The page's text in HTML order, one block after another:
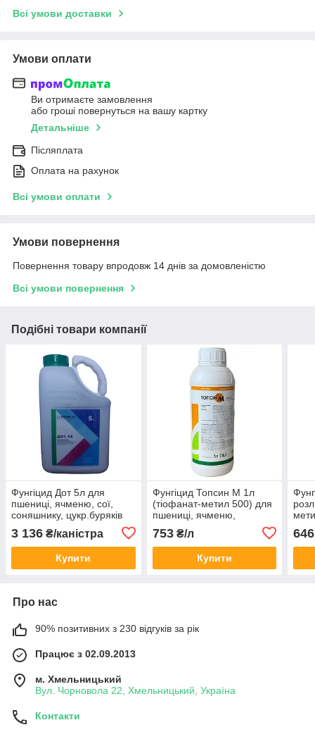
Всі умови доставки
Умови оплати
Ви отримаєте замовлення
або гроші повернуться на вашу картку
Детальніше
Післяплата
Оплата на рахунок
Всі умови оплати
Умови повернення
Повернення товару впродовж 14 днів за домовленістю
Всі умови повернення
Подібні товари компанії
Фунгіцид Дот 5л для
пшениці, ячменю, сої,
соняшнику, цукр.буряків
від іржі, борошнистої роси,
септоріозу, плямистостей
листя
3 136 ₴/каністра
Купити
Фунгіцид Топсин М 1л
(тіофанат-метил 500) для
пшениці, ячменю,
соняшника, буряка,
капусти
753₴/л
Купити
646
Про нас
90% позитивних з 230 відгуків за рік
Працює з 02.09.2013
м. Хмельницький
Вул. Чорновола 22, Хмельницький, Україна
Контакти